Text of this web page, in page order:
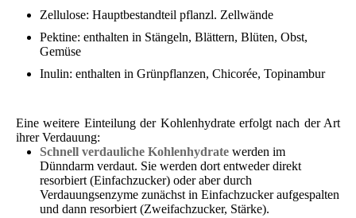
Zellulose: Hauptbestandteil pflanzl. Zellwände
Pektine: enthalten in Stängeln, Blättern, Blüten, Obst,
Gemüse
Inulin: enthalten in Grünpflanzen, Chicorée, Topinambur
Eine weitere Einteilung der Kohlenhydrate erfolgt nach der Art
ihrer Verdauung:
Schnell verdauliche Kohlenhydrate werden im
Dünndarm verdaut. Sie werden dort entweder direkt
resorbiert (Einfachzucker) oder aber durch
Verdauungsenzyme zunächst in Einfachzucker aufgespalten
und dann resorbiert (Zweifachzucker, Stärke).